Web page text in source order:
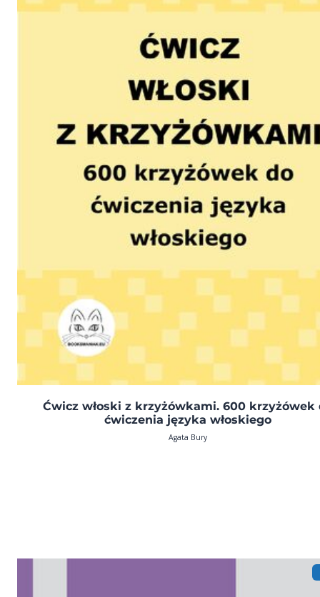
Ćwicz włoski z krzyżówkami. 600 krzyżówek
ćwiczenia języka włoskiego
Agata Bury